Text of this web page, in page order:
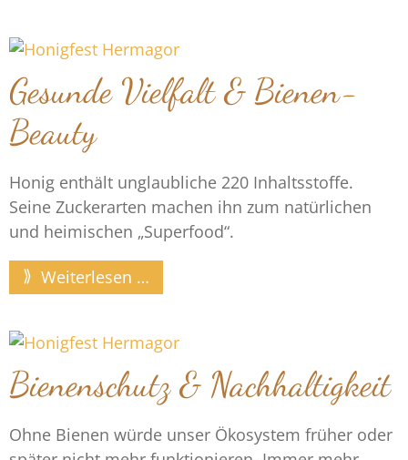
Gesunde Vielfalt & Bienen-
Beauty
Honig enthält unglaubliche 220 Inhaltsstoffe.
Seine Zuckerarten machen ihn zum natürlichen
und heimischen „Superfood“.
Weiterlesen …
Bienenschutz & Nachhaltigkeit
Ohne Bienen würde unser Ökosystem früher oder